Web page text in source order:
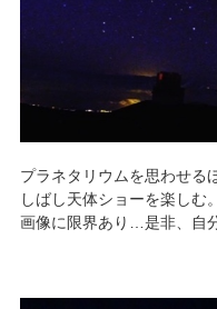
プラネタリウムを思わせる
しばし天体ショーを楽しむ。
画像に限界あり…是非、自